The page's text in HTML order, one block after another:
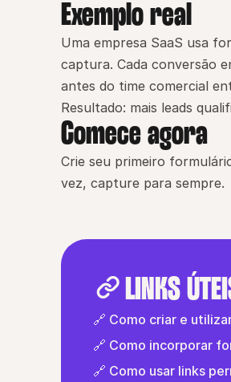
Exemplo real
Uma empresa SaaS usa
captura. Cada conversão
antes do time comercial
Resultado: mais leads
Comece agora
Crie seu primeiro
vez, capture para sempre.
LINKS
🔗 Como criar e
🔗 Como incorporar
🔗 Como usar links